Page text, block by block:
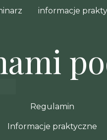
informacje
Regulamin
Informacje praktyczne